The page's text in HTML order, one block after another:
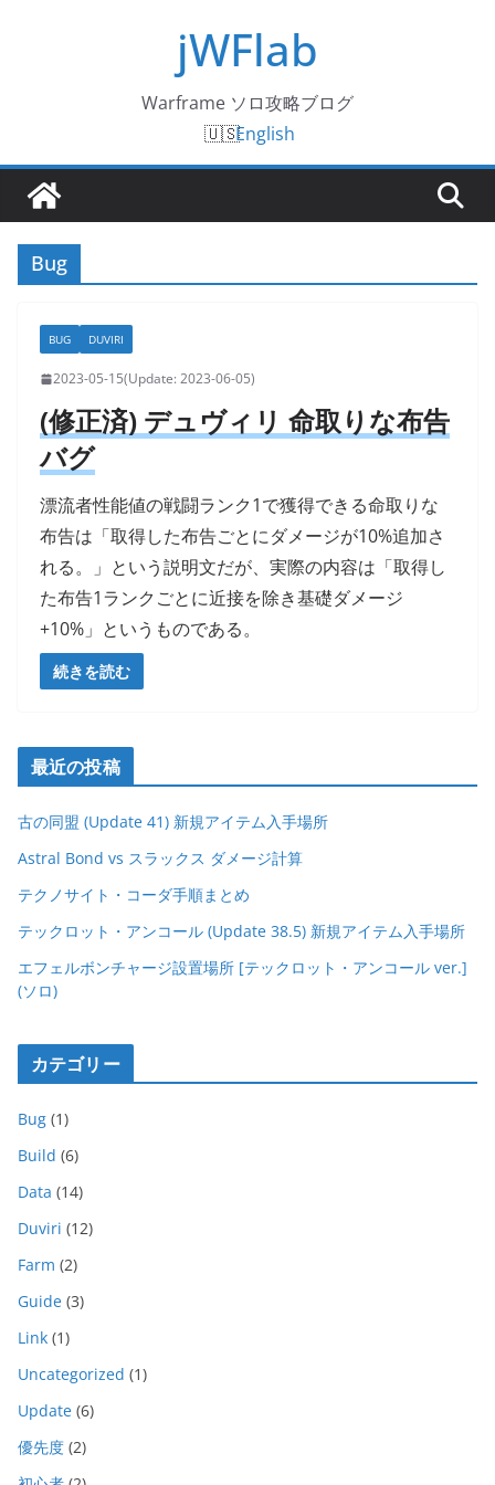
へ
jWFlab
Warframe ソロ攻略ブログ
English
Bug
BUG DUVIRI
2023-05-15 2023-06-05
(修正済) デュヴィリ 命取りな布告
バグ
漂流者性能値の戦闘ランク1で獲得できる命取りな
布告は「取得した布告ごとにダメージが10%追加さ
れる。」という説明文だが、実際の内容は「取得し
た布告1ランクごとに近接を除き基礎ダメージ
+10%」というものである。
続きを読む
最近の投稿
古の同盟 (Update 41) 新規アイテム入手場所
Astral Bond vs スラックス ダメージ計算
テクノサイト・コーダ手順まとめ
テックロット・アンコール (Update 38.5) 新規アイテム入手場所
エフェルボンチャージ設置場所 [テックロット・アンコール ver.]
(ソロ)
カテゴリー
Bug (1)
Build (6)
Data (14)
Duviri (12)
Farm (2)
Guide (3)
Link (1)
Uncategorized (1)
Update (6)
優先度 (2)